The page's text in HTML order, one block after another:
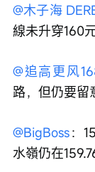
@木子海
線未升穿160
@追高更风
路，但仍要留
@BigBoss：
水嶺仍在